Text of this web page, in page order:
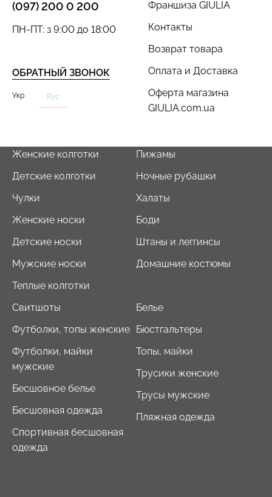
Франшиза GIULIA
Контакты
Возврат товара
Оплата и Доставка
Оферта магазина
GIULIA.com.ua
(097) 200 0 200
ОБРАТНЫЙ ЗВОНОК
ПН-ПТ: з 9:00 до 18:00
Укр Рус
Женские колготки
Детские колготки
Чулки
Женские носки
Детские носки
Мужские носки
Теплые колготки
Пижамы
Ночные рубашки
Халаты
Боди
Штаны и леггинсы
Домашние костюмы
Свитшоты
Футболки, топы женские
Футболки, майки
мужские
Бесшовное белье
Бесшовная одежда
Спортивная бесшовная
одежда
Белье
Бюстгальтеры
Топы, майки
Трусики женские
Трусы мужские
Пляжная одежда